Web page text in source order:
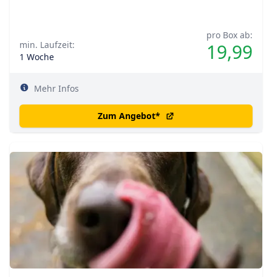
pro Box ab:
19,99
min. Laufzeit:
1 Woche
Mehr Infos
Zum Angebot*